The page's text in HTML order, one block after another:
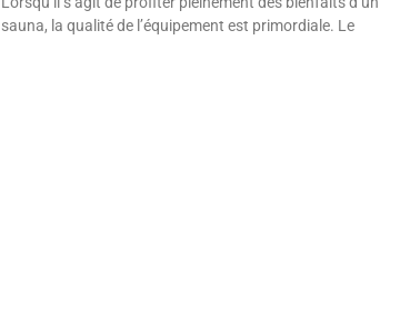
sauna, la qualité de l’équipement est primordiale. Le